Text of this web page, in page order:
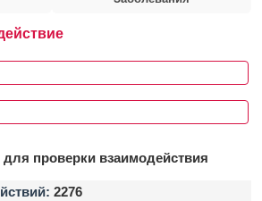
проверки взаимодействия
2276